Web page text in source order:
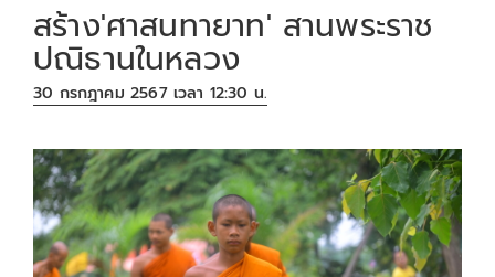
สร้าง'ศาสนทายาท' สานพระราช
ปณิธานในหลวง
30 กรกฎาคม 2567 เวลา 12:30 น.